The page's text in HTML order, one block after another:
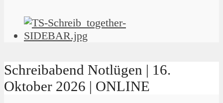
Schreibabend Notlügen | 16.
Oktober 2026 | ONLINE